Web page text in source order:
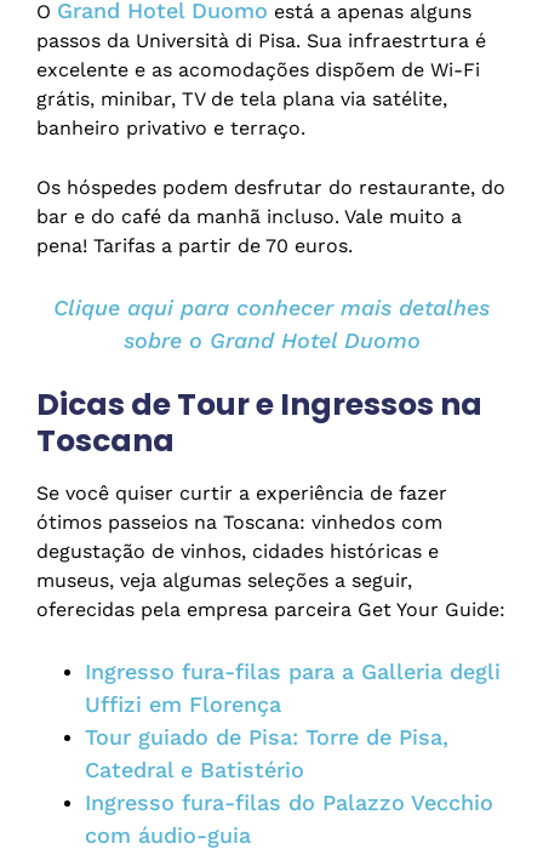
O Grand Hotel Duomo está a apenas alguns
passos da Università di Pisa. Sua infraestrtura é
excelente e as acomodações dispõem de Wi-Fi
grátis, minibar, TV de tela plana via satélite,
banheiro privativo e terraço.
Os hóspedes podem desfrutar do restaurante, do
bar e do café da manhã incluso. Vale muito a
pena! Tarifas a partir de 70 euros.
Clique aqui para conhecer mais detalhes
sobre o Grand Hotel Duomo
Dicas de Tour e Ingressos na
Toscana
Se você quiser curtir a experiência de fazer
ótimos passeios na Toscana: vinhedos com
degustação de vinhos, cidades históricas e
museus, veja algumas seleções a seguir,
oferecidas pela empresa parceira Get Your Guide:
Ingresso fura-filas para a Galleria degli
Uffizi em Florença
Tour guiado de Pisa: Torre de Pisa,
Catedral e Batistério
Ingresso fura-filas do Palazzo Vecchio
com áudio-guia